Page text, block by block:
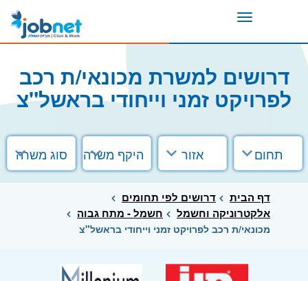
Toggle
דרושים למשרת מכונאי/ת רכב
לפרויקט זמני וייחודי בראשל"צ
תחום אזור היקף משרה סוג משרה
דף הבית
דרושים לפי תחומים
אלקטרוניקה וחשמל
חשמל - מתח גבוה
מכונאי/ת רכב לפרויקט זמני וייחודי בראשל"צ